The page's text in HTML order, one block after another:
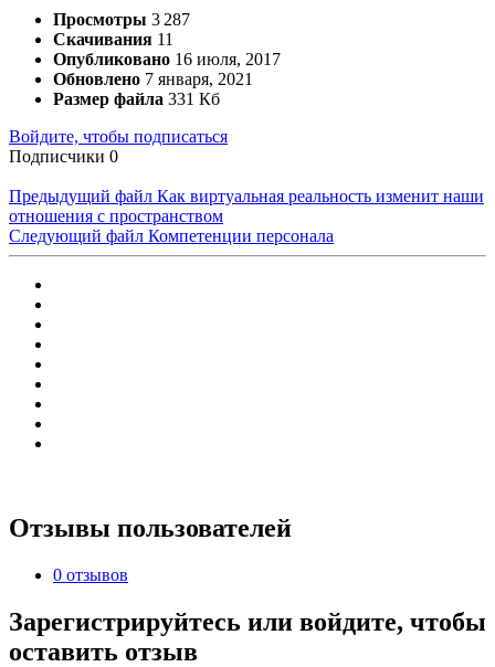
Просмотры 3 287
Скачивания 11
Опубликовано 16 июля, 2017
Обновлено 7 января, 2021
Размер файла 331 Кб
Войдите, чтобы подписаться
Подписчики 0
Предыдущий файл Как виртуальная реальность изменит наши
отношения с пространством
Следующий файл Компетенции персонала
Отзывы пользователей
0 отзывов
Зарегистрируйтесь или войдите, чтобы
оставить отзыв